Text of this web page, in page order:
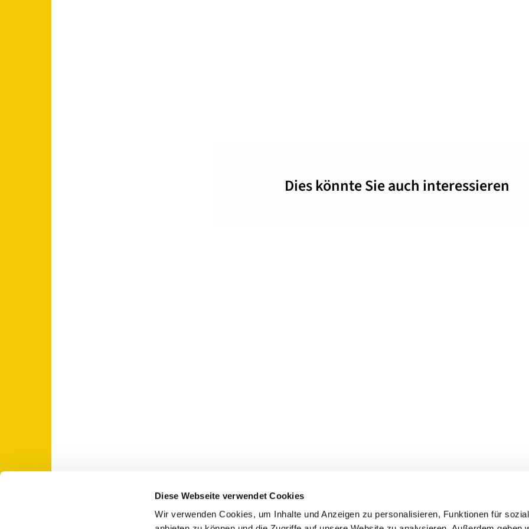
Diese Webseite verwendet Cookies
Wir verwenden Cookies, um Inhalte und Anzeigen zu personalisieren, Funktionen für
Dies könnte Sie auch interessieren
St. Otto: Katholische Kirche Usedom-Anklam-Greifswald · Bahnhofstr. 15, 17489 Greifswald+49